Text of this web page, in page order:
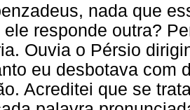
nada que
ele responde outra?
Ouvia o Pérsio
eu desbotava com
Acreditei que se